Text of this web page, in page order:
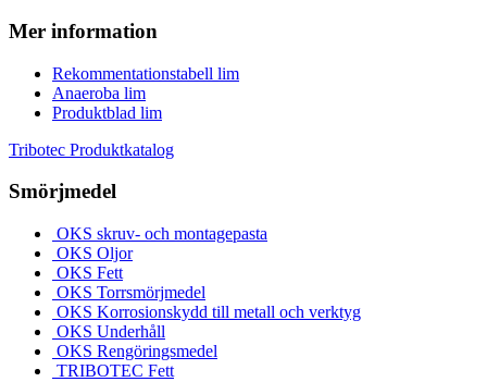
Mer information
Rekommentationstabell lim
Anaeroba lim
Produktblad lim
Tribotec Produktkatalog
Smörjmedel
OKS skruv- och montagepasta
OKS Oljor
OKS Fett
OKS Torrsmörjmedel
OKS Korrosionskydd till metall och verktyg
OKS Underhåll
OKS Rengöringsmedel
TRIBOTEC Fett